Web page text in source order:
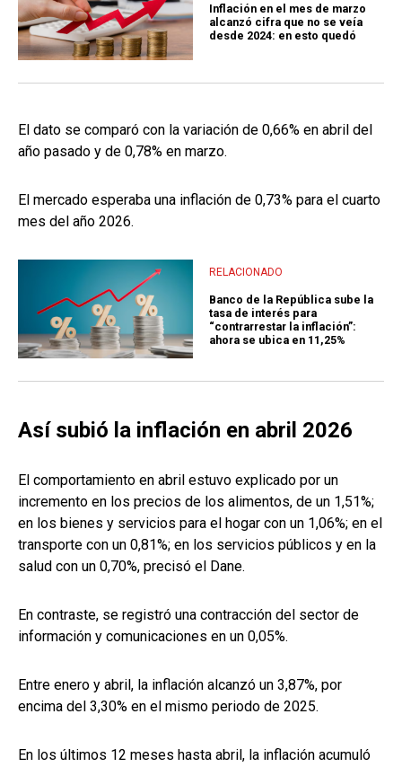
Inflación en el mes de marzo
alcanzó cifra que no se veía
desde 2024: en esto quedó
El dato se comparó con la variación de 0,66% en abril del
año pasado y de 0,78% en marzo.
El mercado esperaba una inflación de 0,73% para el cuarto
mes del año 2026.
RELACIONADO
Banco de la República sube la
tasa de interés para
“contrarrestar la inflación”:
ahora se ubica en 11,25%
Así subió la inflación en abril 2026
El comportamiento en abril estuvo explicado por un
incremento en los precios de los alimentos, de un 1,51%;
en los bienes y servicios para el hogar con un 1,06%; en el
transporte con un 0,81%; en los servicios públicos y en la
salud con un 0,70%, precisó el Dane.
En contraste, se registró una contracción del sector de
información y comunicaciones en un 0,05%.
Entre enero y abril, la inflación alcanzó un 3,87%, por
encima del 3,30% en el mismo periodo de 2025.
En los últimos 12 meses hasta abril, la inflación acumuló